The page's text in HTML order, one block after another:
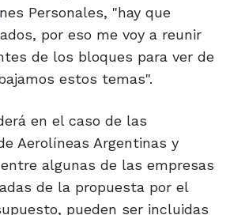
Personales, "hay que
por eso me voy a reunir
de los bloques para ver de
estos temas".
en el caso de las
Aerolíneas Argentinas y
algunas de las empresas
de la propuesta por el
pueden ser incluidas